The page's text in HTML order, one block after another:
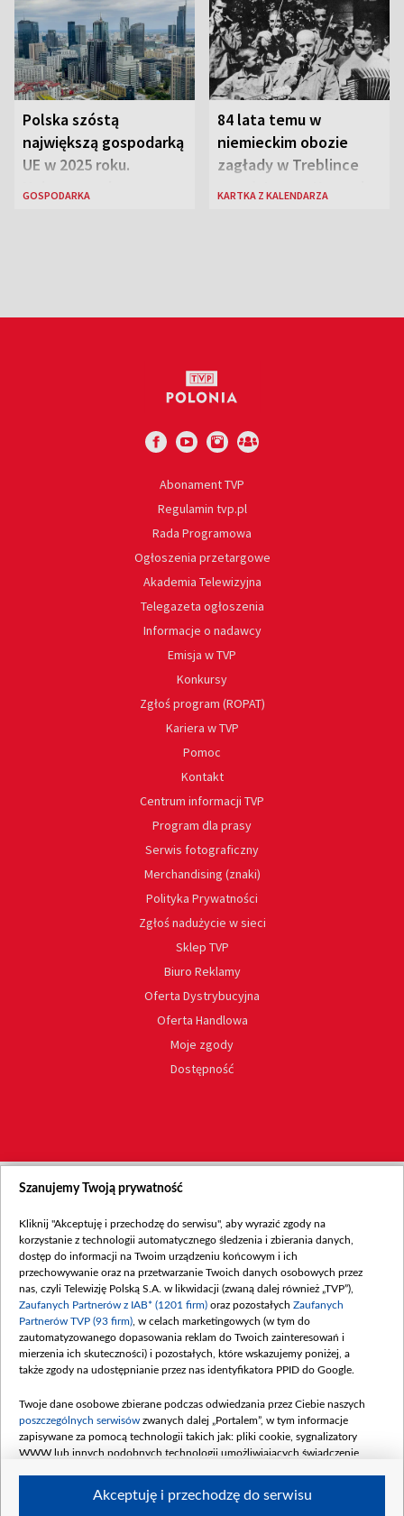
Polska szóstą
największą gospodarką
UE w 2025 roku.
Najnowsze dane
GOSPODARKA
84 lata temu w
niemieckim obozie
zagłady w Treblince
zmarł Janusz Korczak
KARTKA Z KALENDARZA
Abonament TVP
Regulamin tvp.pl
Rada Programowa
Ogłoszenia przetargowe
Akademia Telewizyjna
Telegazeta ogłoszenia
Informacje o nadawcy
Emisja w TVP
Konkursy
Zgłoś program (ROPAT)
Kariera w TVP
Pomoc
Kontakt
Centrum informacji TVP
Program dla prasy
Serwis fotograficzny
Merchandising (znaki)
Polityka Prywatności
Zgłoś nadużycie w sieci
Sklep TVP
Biuro Reklamy
Oferta Dystrybucyjna
Oferta Handlowa
Moje zgody
Dostępność
Szanujemy Twoją prywatność
Kliknij "Akceptuję i przechodzę do serwisu", aby wyrazić zgody na
korzystanie z technologii automatycznego śledzenia i zbierania danych,
dostęp do informacji na Twoim urządzeniu końcowym i ich
przechowywanie oraz na przetwarzanie Twoich danych osobowych przez
nas, czyli Telewizję Polską S.A. w likwidacji (zwaną dalej również „TVP”),
Zaufanych Partnerów z IAB* (1201 firm) oraz pozostałych Zaufanych
Partnerów TVP (93 firm) , w celach marketingowych (w tym do
zautomatyzowanego dopasowania reklam do Twoich zainteresowań i
mierzenia ich skuteczności) i pozostałych, które wskazujemy poniżej, a
także zgody na udostępnianie przez nas identyfikatora PPID do Google.
Twoje dane osobowe zbierane podczas odwiedzania przez Ciebie naszych
poszczególnych serwisów zwanych dalej „Portalem”, w tym informacje
zapisywane za pomocą technologii takich jak: pliki cookie, sygnalizatory
WWW lub innych podobnych technologii umożliwiających świadczenie
Akceptuję i przechodzę do serwisu